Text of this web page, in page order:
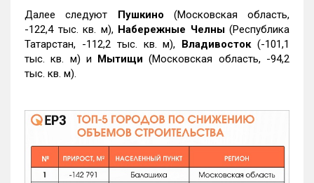
Далее следуют Пушкино (Московская область,
-122,4 тыс. кв. м), Набережные Челны(Республика
Татарстан, -112,2 тыс. кв. м), Владивосток(-101,1
тыс. кв. м) и Мытищи (Московская область, -94,2
тыс. кв. м).